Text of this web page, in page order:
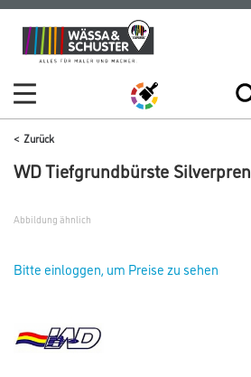
Zum
Inhalt
Zum
Navigationsmenü
Zurück
WD Tiefgrundbürste Silverpren
Abbildung ähnlich
Bitte einloggen, um Preise zu sehen